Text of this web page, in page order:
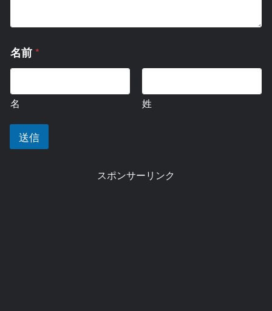
名
前
コ
ン
ト
た
は
名前 *
名 姓
送信
スポンサーリンク